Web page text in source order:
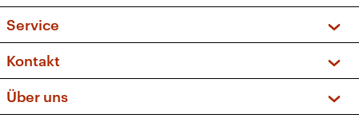
Sendungen und Podcasts
Musikliste
Kakadu – Das Kinderprogramm
Frequenzen (UKW + DAB+)
Service
FAQ
Apps
Newsletter
Kontakt
Social Media
Über uns